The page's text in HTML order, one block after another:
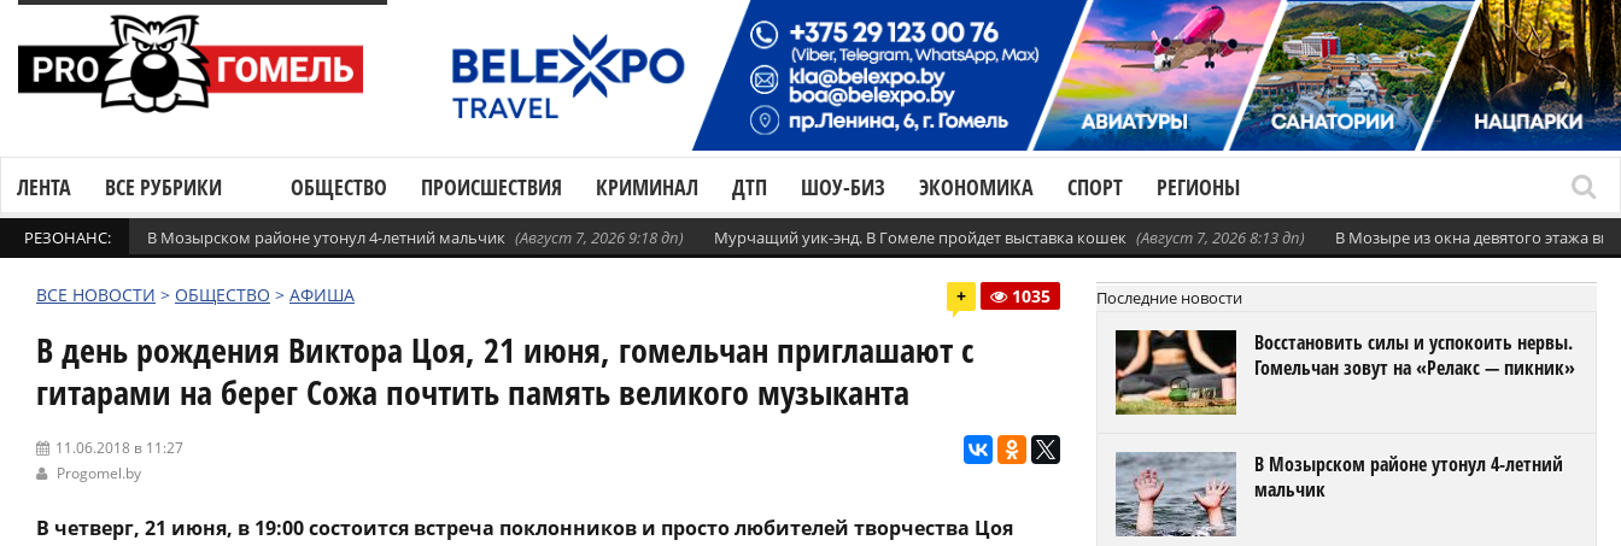
ЛЕНТА ВСЕ РУБРИКИ ОБЩЕСТВО ПРОИСШЕСТВИЯ КРИМИНАЛ ДТП ШОУ-БИЗ ЭКОНОМИКА СПОРТ РЕГИОНЫ
РЕЗОНАНС: В Мозырском районе утонул 4-летний мальчик (Август 7, 2026 9:18 дп) Мурчащий уик-энд. В Гомеле пройдет выставка кошек (Август 7, 2026 8:13 дп) В Мозыре из окна девятого этажа
ВСЕ НОВОСТИ > ОБЩЕСТВО > АФИША + 1035
В день рождения Виктора Цоя, 21 июня, гомельчан приглашают с
гитарами на берег Сожа почтить память великого музыканта
11.06.2018 в 11:27
Progomel.by
В четверг, 21 июня, в 19:00 состоится встреча поклонников и просто любителей творчества Цоя
Последние новости
Восстановить силы и успокоить нервы.
Гомельчан зовут на «Релакс — пикник»
В Мозырском районе утонул 4-летний
мальчик